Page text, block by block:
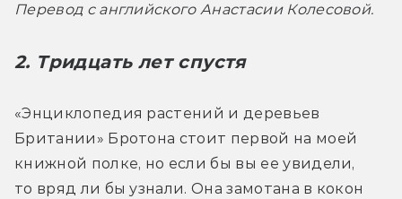
Перевод с английского Анастасии Колесовой.
2. Тридцать лет спустя
«Энциклопедия растений и деревьев
Британии» Бротона стоит первой на моей
книжной полке, но если бы вы ее увидели,
то вряд ли бы узнали. Она замотана в кокон